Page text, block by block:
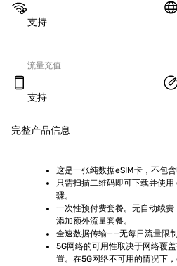
支持
流量充值
支持
完整产品信息
这是一张纯数据eSIM卡，不包含
只需扫描二维码即可下载并使
骤。
一次性预付费套餐。无自动续
添加额外流量套餐。
全速数据传输——无每日流量限
5G网络的可用性取决于网络覆
置。在5G网络不可用的情况下